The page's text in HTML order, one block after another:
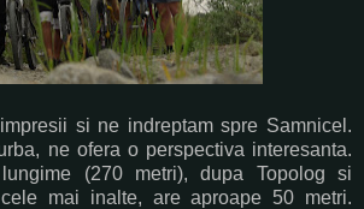
si ne indreptam spre Samnicel.
ne ofera o perspectiva interesanta.
(270 metri), dupa Topolog si
mai inalte, are aproape 50 metri.